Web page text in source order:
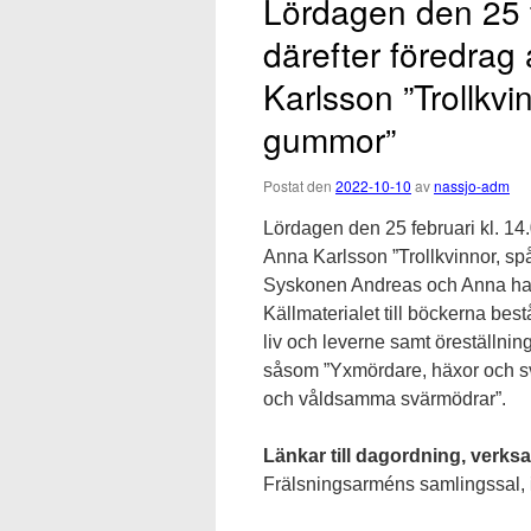
Lördagen den
därefter föredrag
Karlsson
gummor”
Postat den 2022-10-10 avnassjo-adm
Lördagen den 25 februari kl.
Anna Karlsson ”Trollkvinnor,
Syskonen Andreas och Anna
Källmaterialet till böckerna
liv och leverne samt
såsom ”Yxmördare, häxor och
och våldsamma svärmödrar”.
Länkar till dagordning,
Frälsningsarméns